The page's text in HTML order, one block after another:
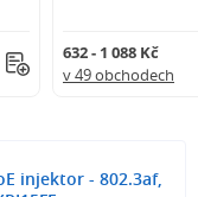
632 - 1 088 Kč
v 49 obchodech
injektor - 802.3af,